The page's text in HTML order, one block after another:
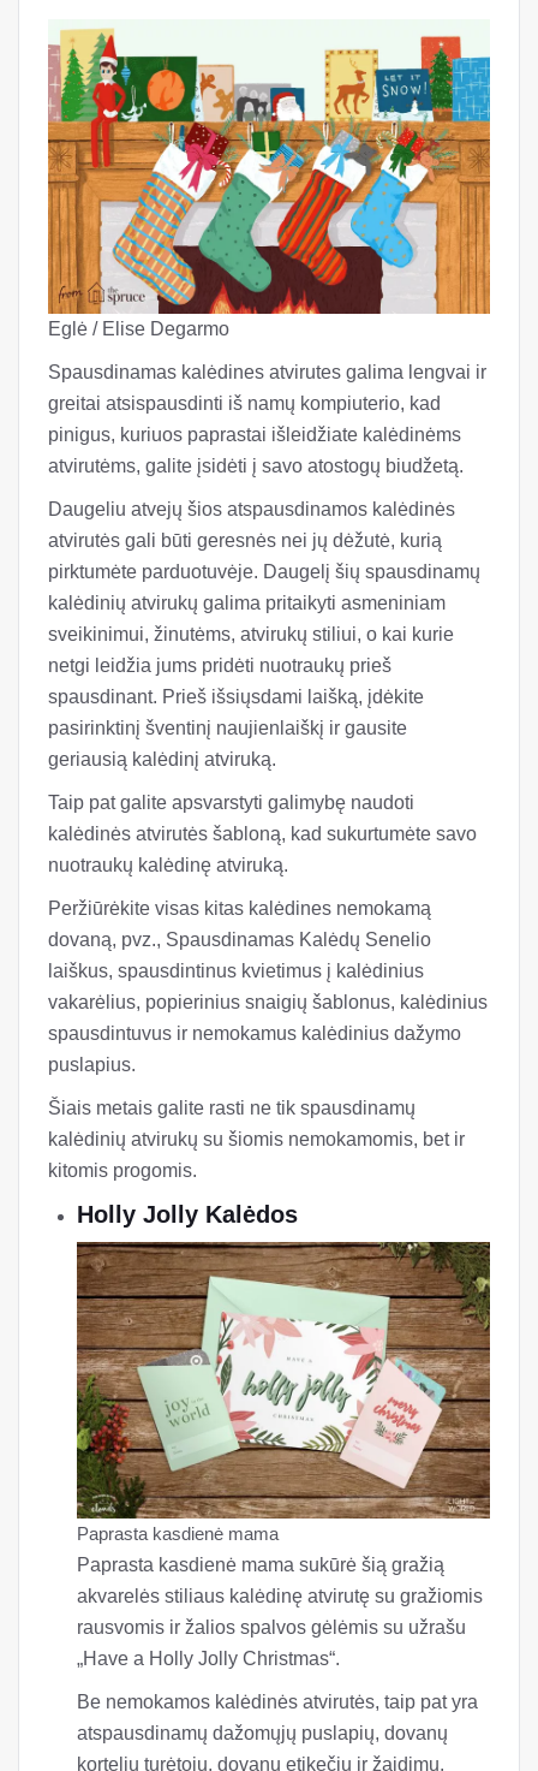
Eglė / Elise Degarmo
Spausdinamas kalėdines atvirutes galima lengvai ir
greitai atsispausdinti iš namų kompiuterio, kad
pinigus, kuriuos paprastai išleidžiate kalėdinėms
atvirutėms, galite įsidėti į savo atostogų biudžetą.
Daugeliu atvejų šios atspausdinamos kalėdinės
atvirutės gali būti geresnės nei jų dėžutė, kurią
pirktumėte parduotuvėje. Daugelį šių spausdinamų
kalėdinių atvirukų galima pritaikyti asmeniniam
sveikinimui, žinutėms, atvirukų stiliui, o kai kurie
netgi leidžia jums pridėti nuotraukų prieš
spausdinant. Prieš išsiųsdami laišką, įdėkite
pasirinktinį šventinį naujienlaiškį ir gausite
geriausią kalėdinį atviruką.
Taip pat galite apsvarstyti galimybę naudoti
kalėdinės atvirutės šabloną, kad sukurtumėte savo
nuotraukų kalėdinę atviruką.
Peržiūrėkite visas kitas kalėdines nemokamą
dovaną, pvz., Spausdinamas Kalėdų Senelio
laiškus, spausdintinus kvietimus į kalėdinius
vakarėlius, popierinius snaigių šablonus, kalėdinius
spausdintuvus ir nemokamus kalėdinius dažymo
puslapius.
Šiais metais galite rasti ne tik spausdinamų
kalėdinių atvirukų su šiomis nemokamomis, bet ir
kitomis progomis.
Holly Jolly Kalėdos
Paprasta kasdienė mama
Paprasta kasdienė mama sukūrė šią gražią
akvarelės stiliaus kalėdinę atvirutę su gražiomis
rausvomis ir žalios spalvos gėlėmis su užrašu
„Have a Holly Jolly Christmas“.
Be nemokamos kalėdinės atvirutės, taip pat yra
atspausdinamų dažomųjų puslapių, dovanų
kortelių turėtojų, dovanų etikečių ir žaidimų.